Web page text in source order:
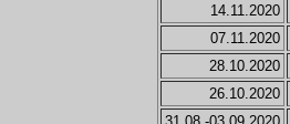
14.11.2020
07.11.2020
28.10.2020
26.10.2020